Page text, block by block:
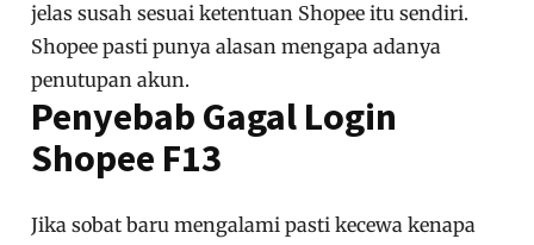
jelas susah sesuai ketentuan Shopee itu sendiri.
Shopee pasti punya alasan mengapa adanya
penutupan akun.
Penyebab Gagal Login
Shopee F13
Jika sobat baru mengalami pasti kecewa kenapa